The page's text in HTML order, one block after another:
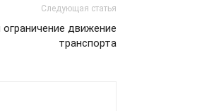
Следующая статья
движение
транспорта